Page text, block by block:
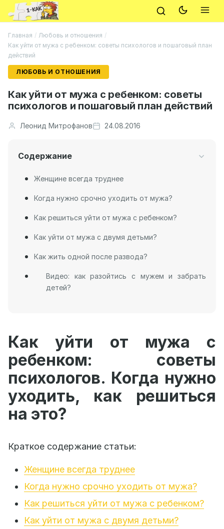
Главная / Любовь и отношения /
Как уйти от мужа с ребенком: советы психологов и пошаговый план
действий
ЛЮБОВЬ И ОТНОШЕНИЯ
Как уйти от мужа с ребенком: советы
психологов и пошаговый план действий
Леонид Митрофанов 24.08.2016
Содержание
Женщине всегда труднее
Когда нужно срочно уходить от мужа?
Как решиться уйти от мужа с ребенком?
Как уйти от мужа с двумя детьми?
Как жить одной после развода?
Видео: как разойтись с мужем и забрать
детей?
Как уйти от мужа с
ребенком: советы
психологов. Когда нужно
уходить, как решиться
на это?
Краткое содержание статьи:
Женщине всегда труднее
Когда нужно срочно уходить от мужа?
Как решиться уйти от мужа с ребенком?
Как уйти от мужа с двумя детьми?